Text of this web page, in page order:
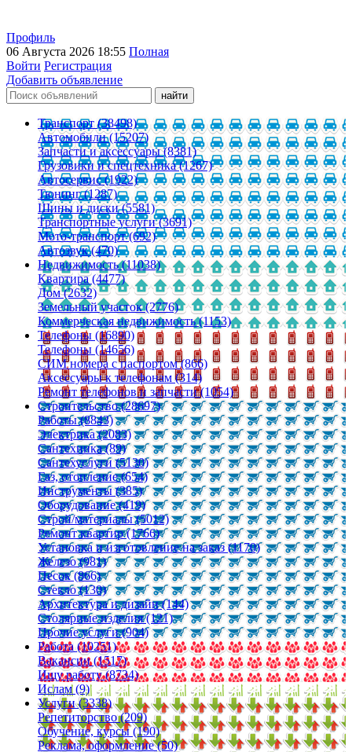
Профиль
06 Августа 2026 18:55 Полная
Войти Регистрация
Добавить объявление
Транспорт (38498)
Автомобили (15207)
Запчасти и аксессуары (8381)
Грузовики и спецтехника (1267)
Автосервис (1922)
Тюнинг (1287)
Шины и диски (5581)
Транспортные услуги (3691)
Мото-транспорт (692)
Автозвук (470)
Недвижимость (11038)
Квартира (4477)
Дом (2632)
Земельный участок (2776)
Коммерческая недвижимость (1153)
Телефоны (16890)
Телефоны (14656)
СИМ номера с паспортом (866)
Аксессуары к телефонам (314)
Ремонт телефонов и запчасти (1054)
Строительство (28697)
Работы (8843)
Электрика (2083)
Сантехника (89)
Сантехуслуги (5130)
Газ, отопление (654)
Инструменты (385)
Оборудование (419)
Строй/материалы (5012)
Ремонт квартир (1766)
Установка и изготовление на заказ (1170)
Железо (981)
Песок (866)
Стекло (130)
Архитектура и дизайн (144)
Столярные изделия (121)
Прочие услуги (904)
Работа (10251)
Вакансии (1517)
Ищу работу (8734)
Ислам (9)
Услуги (3338)
Репетиторство (209)
Обучение, курсы (190)
Реклама, оформление (50)